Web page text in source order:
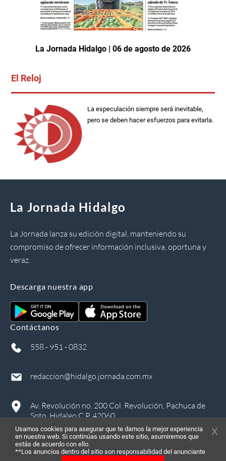
La Jornada Hidalgo | 06 de agosto de 2026
El Reloj
La especulación siempre será inevitable,
pero se deben hacer esfuerzos para evitarla.
La Jornada Hidalgo
La Jornada lanza su edición digital, manteniendo su
compromiso de ofrecer información inclusiva, oportuna y
veraz.
Descarga nuestra app
Contáctanos
558 - 951 - 0832
redaccion@hidalgo.jornada.com.mx
Av. Revolución no. 200 Col. Revolución, Pachuca de
Soto, Hidalgo C.P. 42060
Usamos cookies para asegurar que te damos la mejor experiencia
en nuestra web. Si continúas usando este sitio, asumiremos que
estás de acuerdo con ello.
**Los anuncios dentro del sitio son responsabilidad del anunciante